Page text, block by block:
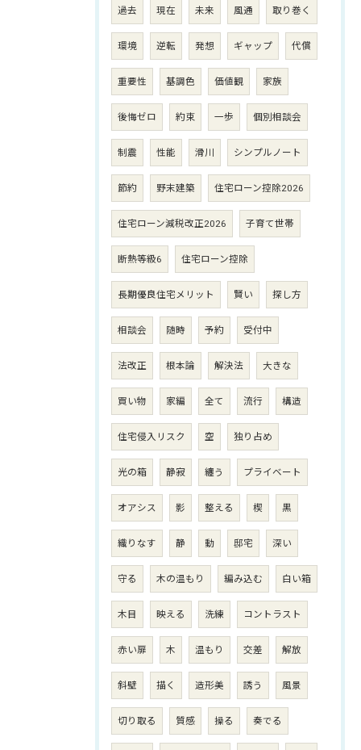
過去 現在 未来 風通 取り巻く
環境 逆転 発想 ギャップ 代償
重要性 基調色 価値観 家族
後悔ゼロ 約束 一歩 個別相談会
制震 性能 滑川 シンプルノート
節約 野末建築 住宅ローン控除2026
住宅ローン減税改正2026 子育て世帯
断熱等級6 住宅ローン控除
長期優良住宅メリット 賢い 探し方
相談会 随時 予約 受付中
法改正 根本論 解決法 大きな
買い物 家編 全て 流行 構造
住宅侵入リスク 空 独り占め
光の箱 静寂 纏う プライベート
オアシス 影 整える 楔 黒
織りなす 静 動 邸宅 深い
守る 木の温もり 編み込む 白い箱
木目 映える 洗練 コントラスト
赤い扉 木 温もり 交差 解放
斜壁 描く 造形美 誘う 風景
切り取る 質感 操る 奏でる